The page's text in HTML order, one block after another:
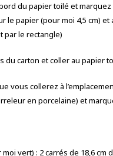
du papier toilé et marquez
le papier (pour moi 4,5 cm)
par le rectangle)
du carton et coller au papier
vous collerez à
en porcelaine) et
vert) : 2 carrés de 18,6 cm